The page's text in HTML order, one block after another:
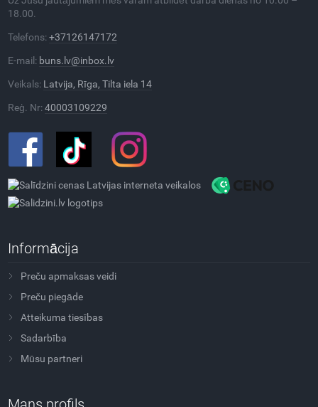
18.00.
Telefons:+37126147172
E-mail: buns.lv@inbox.lv
Veikals: Latvija, Rīga, Tilta iela 14
Reģ. Nr:40003109229
Informācija
Preču apmaksas veidi
Preču piegāde
Atteikuma tiesības
Sadarbība
Mūsu partneri